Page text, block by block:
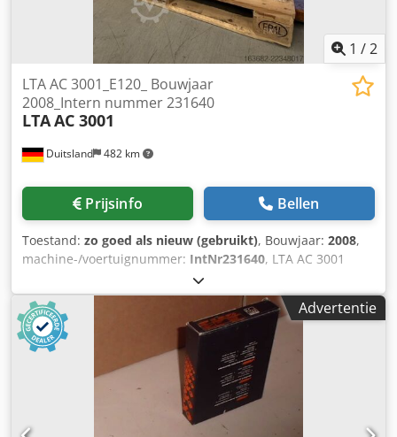
1 /2
Duitsland 482 km
LTA AC 3001_E120_ Bouwjaar
2008_Intern nummer 231640
LTAAC 3001
Prijsinfo Bellen
Toestand: zo goed als nieuw (gebruikt), Bouwjaar: 2008,
machine-/voertuignummer: IntNr231640, LTA AC 3001
_E120 Traploos regelbare ventilator (0-10V bij de 230V-
variant) • Laag energieverbruik dankzij filterelementen met
minimale drukval en energiezuinige ventilator •
Filtratiestadia voor het afscheiden van koelvloeïstofnevel •
Mechanisch vaste deeltjesfilter • Geschikt voor
olie-/emulsie nevel • Hoogspanningsgenerator met twee
voorgeprogrammeerde spanningsniveaus • Directe
montage op de machine is mogelijk • Afscheidingsgraad tot
99% - Afmetingen (L x B x H): 1130 x 625 x 610 mm -
Advertentie